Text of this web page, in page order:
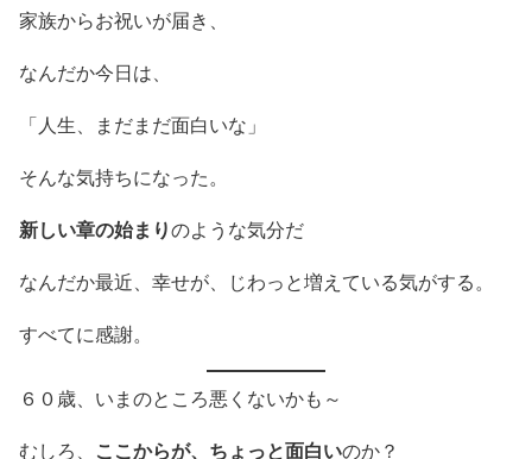
家族からお祝いが届き、
なんだか今日は、
「人生、まだまだ面白いな」
そんな気持ちになった。
新しい章の始まりのような気分だ
なんだか最近、幸せが、じわっと増えている気がする。
すべてに感謝。
６０歳、いまのところ悪くないかも～
むしろ、 ここからが、ちょっと面白いのか？